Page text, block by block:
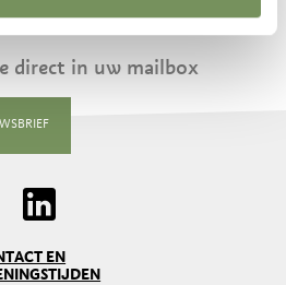
MET ONS
direct in uw mailbox
EN